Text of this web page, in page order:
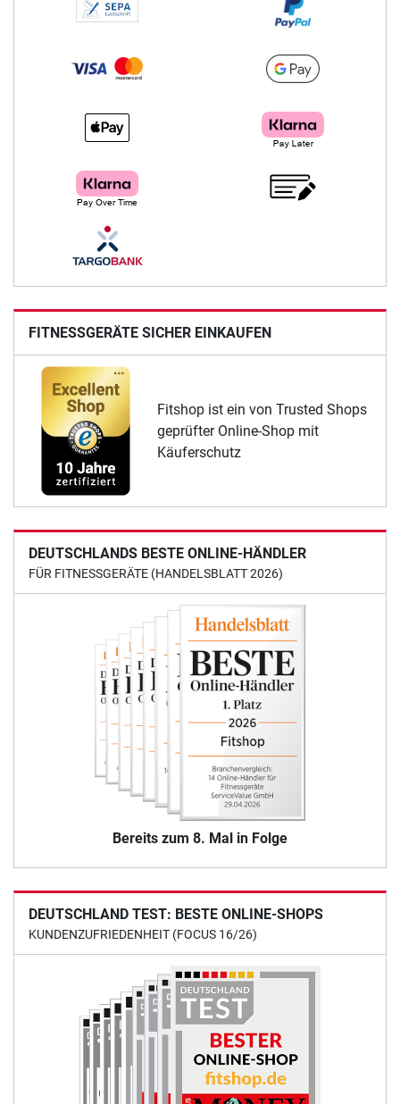
FITNESSGERÄTE SICHER EINKAUFEN
Fitshop ist ein von Trusted Shops
geprüfter Online-Shop mit
Käuferschutz
DEUTSCHLANDS BESTE ONLINE-HÄNDLER
FÜR FITNESSGERÄTE (HANDELSBLATT 2026)
Bereits zum 8. Mal in Folge
DEUTSCHLAND TEST: BESTE ONLINE-SHOPS
KUNDENZUFRIEDENHEIT (FOCUS 16/26)